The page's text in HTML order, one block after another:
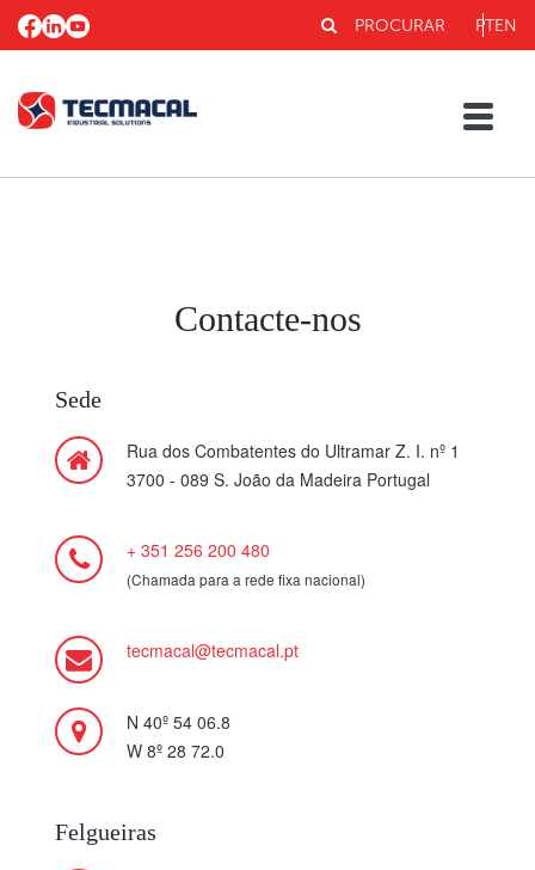
EN
PT
PROCURAR
Contacte-nos
Sede
Rua dos Combatentes do Ultramar Z. I. nº 1
3700 - 089 S. João da Madeira Portugal
+ 351 256 200 480
(Chamada para a rede fixa nacional)
tecmacal@tecmacal.pt
N 40º 54 06.8
W 8º 28 72.0
Felgueiras